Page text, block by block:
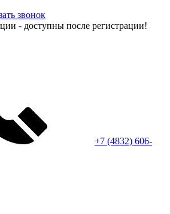
звонок
- доступны после регистрации!
+7 (4832) 606-